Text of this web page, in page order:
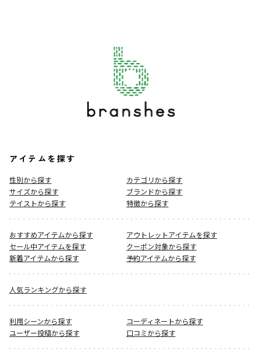
アイテムを探す
性別から探す
カテゴリから探す
サイズから探す
ブランドから探す
テイストから探す
特徴から探す
おすすめアイテムから探す
アウトレットアイテムを探す
セール中アイテムを探す
クーポン対象から探す
新着アイテムから探す
予約アイテムから探す
人気ランキングから探す
利用シーンから探す
コーディネートから探す
ユーザー投稿から探す
口コミから探す